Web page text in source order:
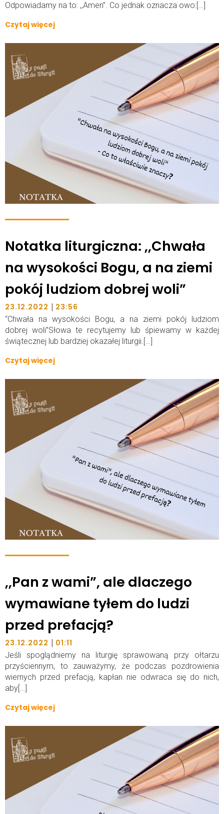
Odpowiadamy na to: ,,Amen”. Co jednak oznacza owo:[…]
Czytaj więcej
Notatka liturgiczna: ,,Chwała
na wysokości Bogu, a na ziemi
pokój ludziom dobrej woli”
23.12.2022 | 23:56
“Chwała na wysokości Bogu, a na ziemi pokój ludziom
dobrej woli”Słowa te recytujemy lub śpiewamy w każdej
świątecznej lub bardziej okazałej liturgii.[…]
Czytaj więcej
,,Pan z wami”, ale dlaczego
wymawiane tyłem do ludzi
przed prefacją?
23.12.2022 | 01:11
Jeśli spoglądniemy na liturgię sprawowaną przy ołtarzu
przyściennym, to zauważymy, że podczas pozdrowienia
wiernych przed prefacją, kapłan nie odwraca się do nich,
aby[…]
Czytaj więcej